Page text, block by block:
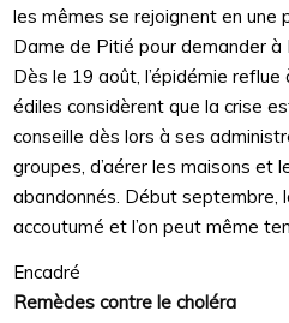
les mêmes se rejoignent en une
Dame de Pitié pour demander
Dès le 19 août, l’épidémie
édiles considèrent que la crise
conseille dès lors à ses
groupes, d’aérer les maisons et
abandonnés. Début septembre,
accoutumé et l’on peut même
Encadré
Remèdes contre le choléra